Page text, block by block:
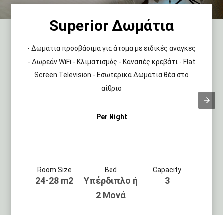
Superior Δωμάτια
- Δωμάτια προσβάσιμα για άτομα με ειδικές ανάγκες
- Δωρεάν WiFi - Κλιματισμός - Καναπές κρεβάτι - Flat
Screen Television - Εσωτερικά Δωμάτια θέα στο
αίθριο
Per Night
Room Size
24-28 m2
Bed
Υπέρδιπλο ή
2 Μονά
Capacity
3